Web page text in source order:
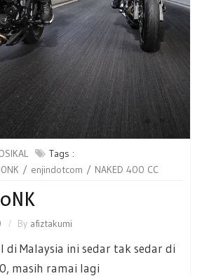
Tags :
enjindotcom NAKED 400 CC
By afiztakumi
di Malaysia ini sedar tak sedar di
masih ramai lagi